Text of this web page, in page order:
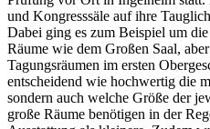
und Kongresssäle auf ihre
Dabei ging es zum Beispiel um
Räume wie dem Großen Saal,
Tagungsräumen im ersten
entscheidend wie hochwertig die
sondern auch welche Größe der
große Räume benötigen in der